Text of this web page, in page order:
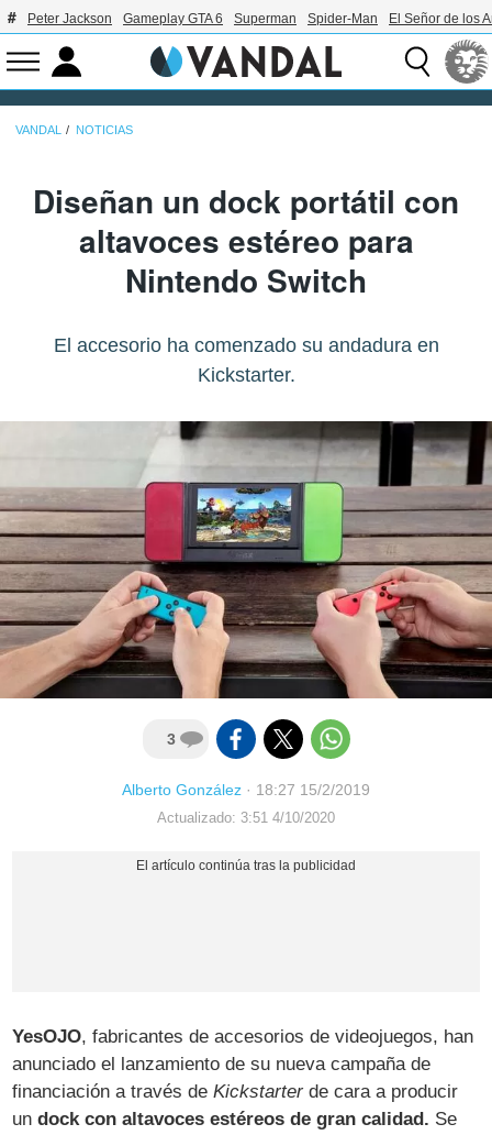
Peter Jackson Gameplay GTA 6 Superman Spider-Man El Señor de los
VANDAL NOTICIAS
Diseñan un dock portátil con
altavoces estéreo para
Nintendo Switch
El accesorio ha comenzado su andadura en
Kickstarter.
3
Alberto González · 18:27 15/2/2019
Actualizado: 3:51 4/10/2020
YesOJO, fabricantes de accesorios de videojuegos, han
anunciado el lanzamiento de su nueva campaña de
financiación a través deKickstarterde cara a producir
undock con altavoces estéreos de gran calidad. Se